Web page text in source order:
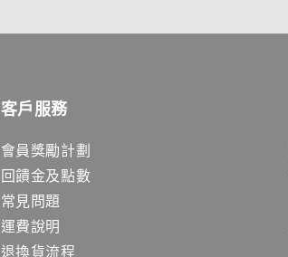
客戶服務
會員獎勵計劃
回饋金及點數
常見問題
運費說明
退換貨流程